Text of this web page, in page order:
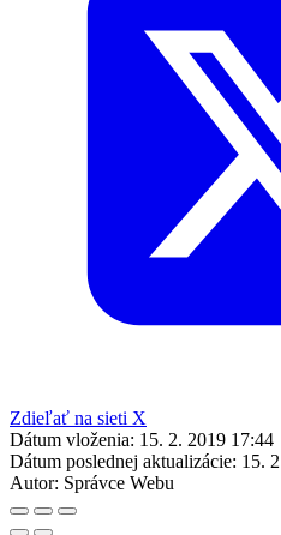
Zdieľať na sieti X
Dátum vloženia: 15. 2. 2019 17:44
Dátum poslednej aktualizácie: 15.
Autor: Správce Webu